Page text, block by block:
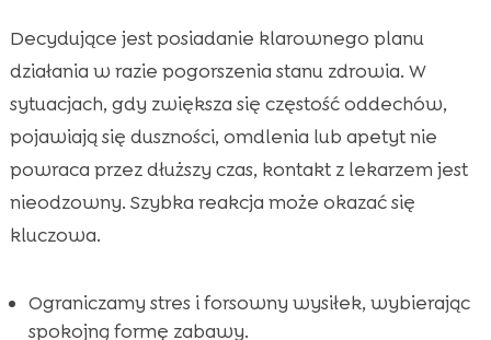
Decydujące jest posiadanie klarownego planu
działania w razie pogorszenia stanu zdrowia. W
sytuacjach, gdy zwiększa się częstość oddechów,
pojawiają się duszności, omdlenia lub apetyt nie
powraca przez dłuższy czas, kontakt z lekarzem jest
nieodzowny. Szybka reakcja może okazać się
kluczowa.
Ograniczamy stres i forsowny wysiłek, wybierając
spokojną formę zabawy.